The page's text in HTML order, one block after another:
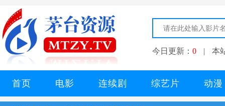
今日更新： 0 | 本
首页 电影 连续剧 综艺片 动漫